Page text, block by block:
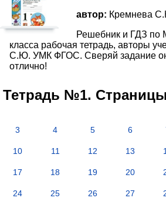
автор: Кремнева
Решебник и ГДЗ по
класса рабочая тетрадь, авторы
С.Ю. УМК ФГОС. Сверяй задание
отлично!
Тетрадь №1. Страницы
3 4 5 6
10 11 12 13
17 18 19 20
24 25 26 27